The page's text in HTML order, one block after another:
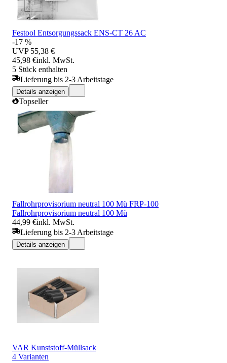
Festool Entsorgungssack ENS-CT 26 AC
-17 %
UVP 55,38 €
45,98 €inkl. MwSt.
5 Stück enthalten
Lieferung bis 2-3 Arbeitstage
Details anzeigen
Topseller
Fallrohrprovisorium neutral 100 Mü FRP-100
Fallrohrprovisorium neutral 100 Mü
44,99 €inkl. MwSt.
Lieferung bis 2-3 Arbeitstage
Details anzeigen
VAR Kunststoff-Müllsack
4 Varianten